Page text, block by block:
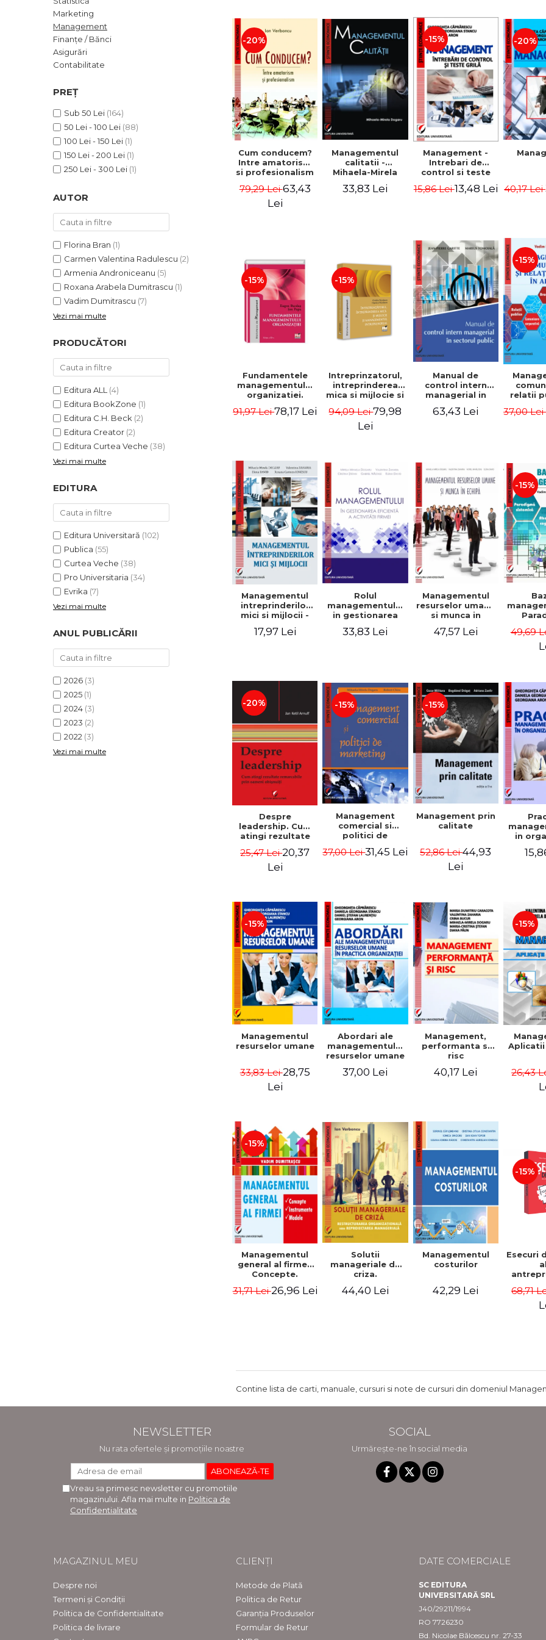
ADMINISTRATIVE
ȘTIINȚE ECONOMICE
ȘTIINȚE EXACTE
EDUCAȚIE FIZICĂ ȘI SPORT
PREUNIVERSITARIA
PACHETE DE STUDIU
PROMOȚIILE LUNII
Cum Cumpăr
Politica de Retur
Formular de Retur
Marketing
Management
Finanțe / Bănci
Asigurări
Contabilitate
PREȚ
Sub 50 Lei (164)
50 Lei - 100 Lei (88)
100 Lei - 150 Lei (1)
150 Lei - 200 Lei (1)
250 Lei - 300 Lei (1)
AUTOR
Florina Bran (1)
Carmen Valentina Radulescu (2)
Armenia Androniceanu (5)
Roxana Arabela Dumitrascu (1)
Vadim Dumitrascu (7)
Vezi mai multe
PRODUCĂTORI
Editura ALL (4)
Editura BookZone (1)
Editura C.H. Beck (2)
Editura Creator (2)
Editura Curtea Veche (38)
Vezi mai multe
EDITURA
Editura Universitară (102)
Publica (55)
Curtea Veche (38)
Pro Universitaria (34)
Evrika (7)
Vezi mai multe
ANUL PUBLICĂRII
2026 (3)
2025 (1)
2024 (3)
2023 (2)
2022 (3)
Vezi mai multe
-20%
Cum conducem?
Intre amatorism
si profesionalism
79,29 Lei63,43
Lei
Managementul
calitatii -
Mihaela-Mirela
33,83 Lei
-15%
Management -
Intrebari de
control si teste
15,86 Lei13,48 Lei
-20%
40,17 Lei
-15%
Fundamentele
managementului
organizatiei.
Eugen Burdus,
91,97 Lei78,17 Lei
-15%
Intreprinzatorul,
intreprinderea
mica si mijlocie si
intreprenorial -
Ovidiu Nicolescu,
94,09 Lei79,98
Lei
Manual de
control intern
managerial in
sectorul public -
Jean-Pierre
63,43 Lei
-15%
relatii
37,00 Lei
Managementul
intreprinderilor
mici si mijlocii -
Elena David,
Mihaela-Mirela
17,97 Lei
Rolul
managementului
in gestionarea
eficienta a
activitatii firmei -
Dogaru,
Valentina Zaharia
33,83 Lei
Managementul
resurselor umane
si munca in
47,57 Lei
-15%
49,69
-20%
Despre
leadership. Cum
atingi rezultate
oameni obisnuiti
25,47 Lei20,37
Lei
-15%
Management
comercial si
politici de
37,00 Lei31,45 Lei
-15%
Management prin
calitate
52,86 Lei44,93
Lei
in
-15%
Managementul
resurselor umane
33,83 Lei28,75
Lei
Abordari ale
managementului
resurselor umane
organizatiei
37,00 Lei
Management,
performanta si
risc
40,17 Lei
-15%
26,43
-15%
Managementul
general al firmei.
Concepte.
Modele
31,71 Lei26,96 Lei
Solutii
manageriale de
criza.
organizationala
44,40 Lei
Managementul
costurilor
42,29 Lei
-15%
Esecuri
esec
68,71
Contine lista de carti, manuale, cursuri si note de cursuri din domeniul
NEWSLETTER
Nu rata ofertele și promoțiile noastre
Vreau sa primesc newsletter cu promotiile
magazinului. Afla mai multe in Politica de
Confidentialitate
SOCIAL
Urmărește-ne în social media
MAGAZINUL MEU
Despre noi
Termeni și Condiții
Politica de Confidentialitate
Politica de livrare
CLIENȚI
Metode de Plată
Politica de Retur
Garanția Produselor
Formular de Retur
DATE COMERCIALE
SC EDITURA
UNIVERSITARĂ SRL
J40/29211/1994
RO 7726230
Bd. Nicolae Bălcescu nr. 27-33